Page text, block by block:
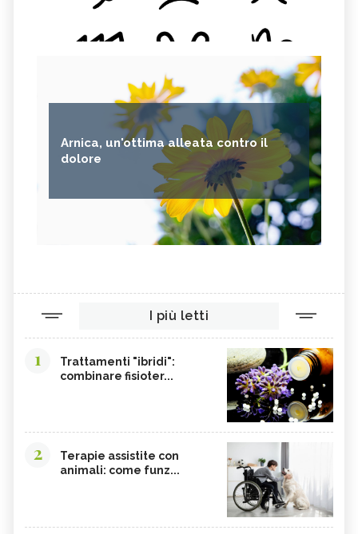
Arnica, un'ottima alleata contro il
dolore
I più letti
1
Trattamenti "ibridi":
combinare fisioter...
2
Terapie assistite con
animali: come funz...